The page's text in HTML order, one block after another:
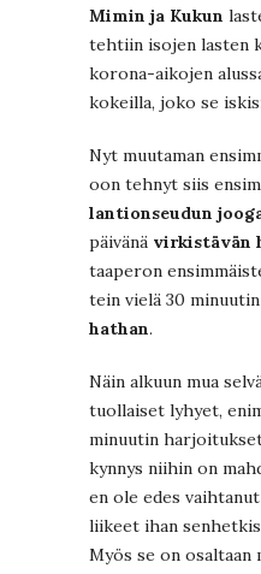
Mimin ja Kukun
tehtiin isojen lasten
korona-aikojen
kokeilla, joko se
Nyt muutaman
oon tehnyt siis
lantionseudun
päivänä virkistävän
taaperon
tein vielä 30 minuutin
hathan.
Näin alkuun mua
tuollaiset lyhyet,
minuutin
kynnys niihin on
en ole edes
liikeet ihan
Myös se on osaltaan